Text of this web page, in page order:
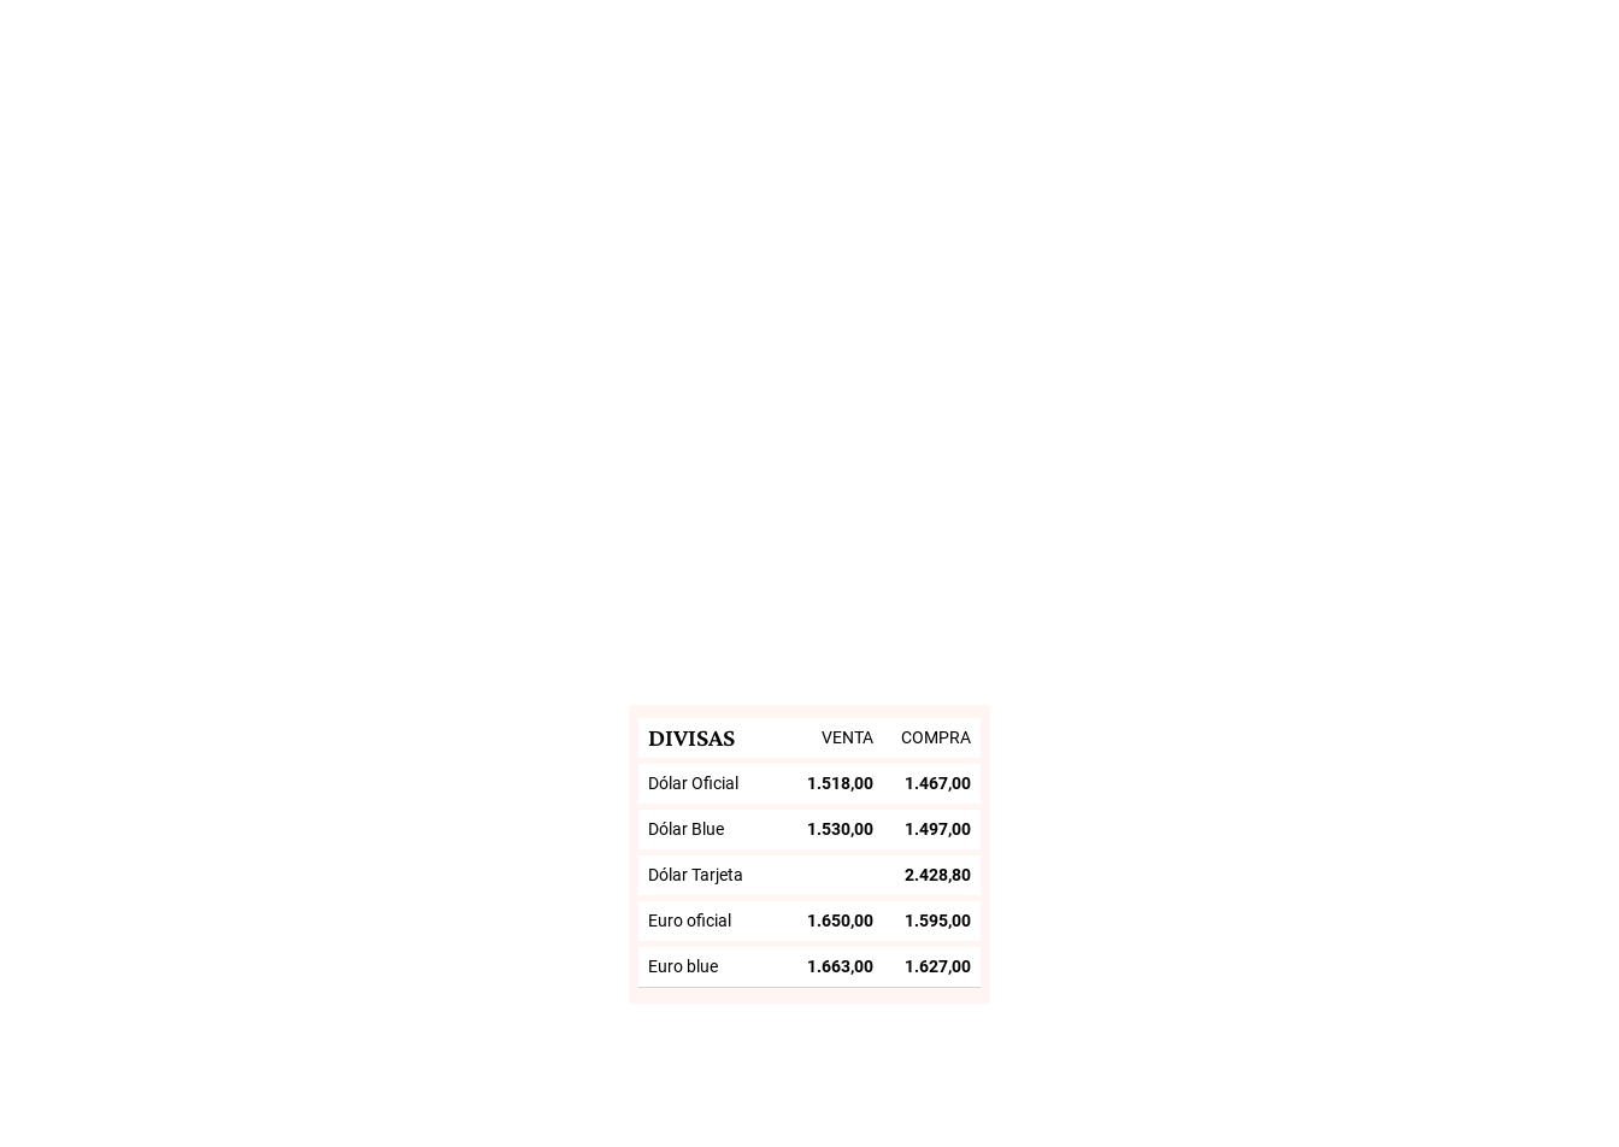
DIVISAS VENTA COMPRA
Dólar Oficial 1.518,00 1.467,00
Dólar Blue 1.530,00 1.497,00
Dólar Tarjeta 2.428,80
Euro oficial 1.650,00 1.595,00
Euro blue 1.663,00 1.627,00